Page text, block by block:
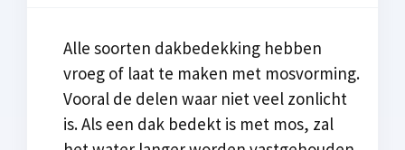
Alle soorten dakbedekking hebben
vroeg of laat te maken met mosvorming.
Vooral de delen waar niet veel zonlicht
is. Als een dak bedekt is met mos, zal